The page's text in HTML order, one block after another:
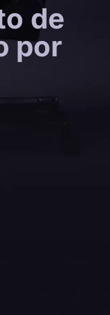
de
por